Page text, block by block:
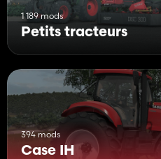
1 189 mods
Petits tracteurs
394 mods
Case IH